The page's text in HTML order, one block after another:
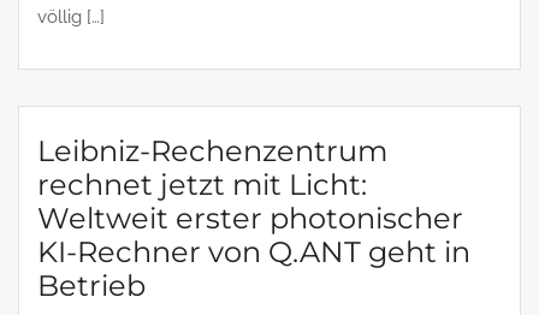
völlig […]
Leibniz-Rechenzentrum
rechnet jetzt mit Licht:
Weltweit erster photonischer
KI-Rechner von Q.ANT geht in
Betrieb